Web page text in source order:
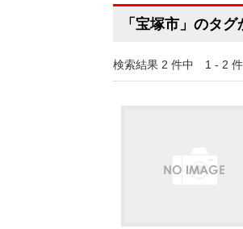
「宝塚市」のタ
検索結果 2 件中 1 - 2 件